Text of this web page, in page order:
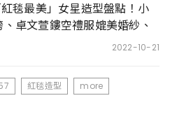
毯最美」女星造型盤點！小
卓文萱鏤空禮服媲美婚紗、
又美
2022-10-21
紅毯造型 more